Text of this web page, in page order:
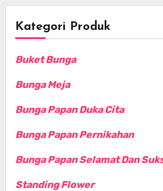
Kategori Produk
Buket Bunga
Bunga Meja
Bunga Papan Duka Cita
Bunga Papan Pernikahan
Bunga Papan Selamat Dan
Standing Flower